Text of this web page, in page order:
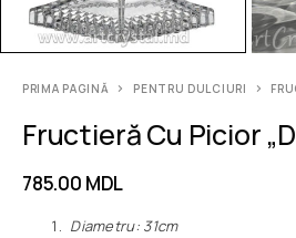
PRIMA PAGINĂ PENTRU DULCIURI
Fructieră Cu Picior
785.00 MDL
Diametru: 31сm